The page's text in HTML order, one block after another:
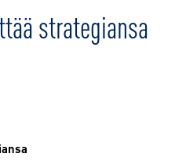
strategiansa